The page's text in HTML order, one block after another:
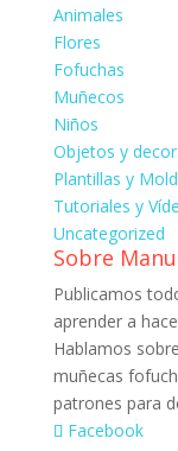
Animales
Flores
Fofuchas
Muñecos
Niños
Objetos y
Plantillas y
Tutoriales y
Uncategorized
Sobre
Publicamos
aprender a
Hablamos
muñecas
patrones para
Facebook